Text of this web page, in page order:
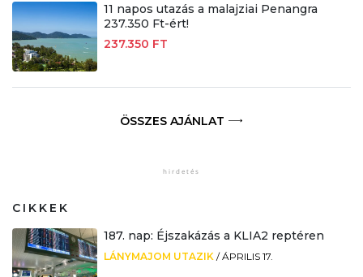
11 napos utazás a malajziai Penangra
237.350 Ft-ért!
237.350 FT
ÖSSZES AJÁNLAT
CIKKEK
187. nap: Éjszakázás a KLIA2 reptéren
LÁNYMAJOM UTAZIK /ÁPRILIS 17.